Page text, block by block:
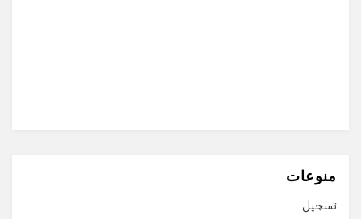
منوعات
تسجيل